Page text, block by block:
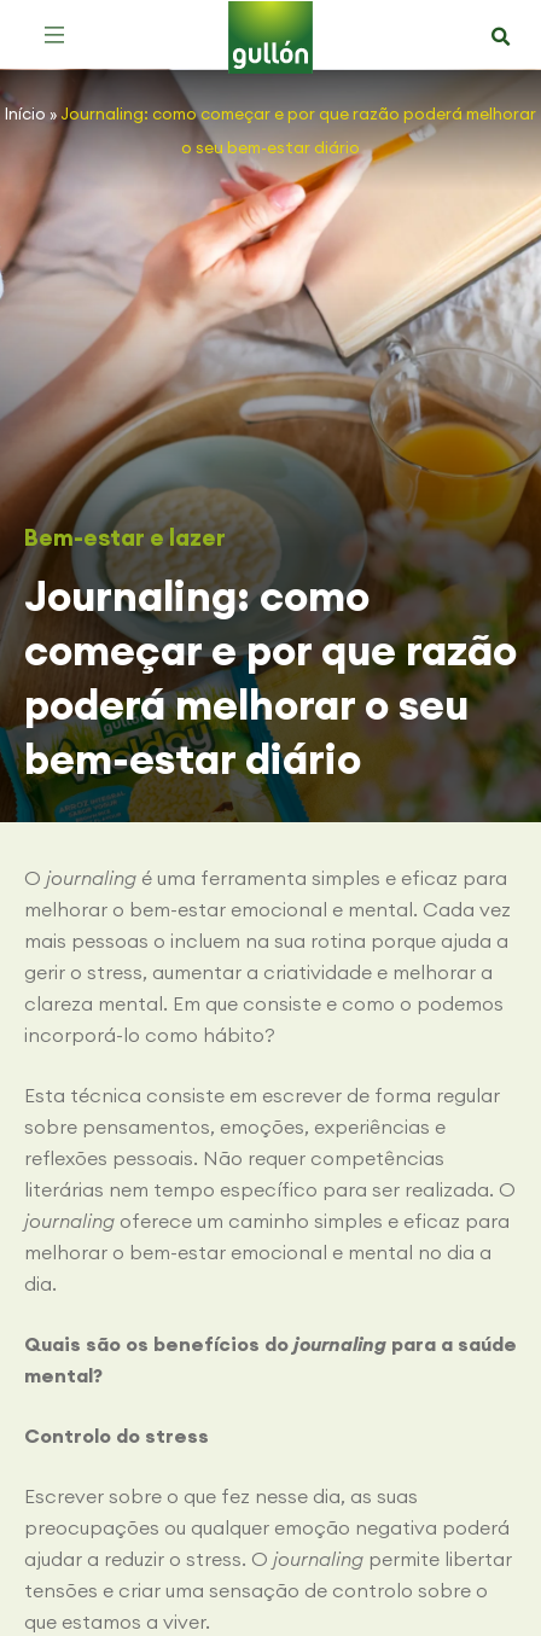
Início » Journaling: como começar e por que razão poderá melhorar
o seu bem-estar diário
Bem-estar e lazer
Journaling: como
começar e por que razão
poderá melhorar o seu
bem-estar diário
O journaling é uma ferramenta simples e eficaz para
melhorar o bem-estar emocional e mental. Cada vez
mais pessoas o incluem na sua rotina porque ajuda a
gerir o stress, aumentar a criatividade e melhorar a
clareza mental. Em que consiste e como o podemos
incorporá-lo como hábito?
Esta técnica consiste em escrever de forma regular
sobre pensamentos, emoções, experiências e
reflexões pessoais. Não requer competências
literárias nem tempo específico para ser realizada. O
journaling oferece um caminho simples e eficaz para
melhorar o bem-estar emocional e mental no dia a
dia.
Quais são os benefícios do journaling para a saúde
mental?
Controlo do stress
Escrever sobre o que fez nesse dia, as suas
preocupações ou qualquer emoção negativa poderá
ajudar a reduzir o stress. O journaling permite libertar
tensões e criar uma sensação de controlo sobre o
que estamos a viver.